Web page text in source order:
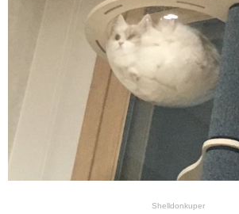
Shelldonkuper